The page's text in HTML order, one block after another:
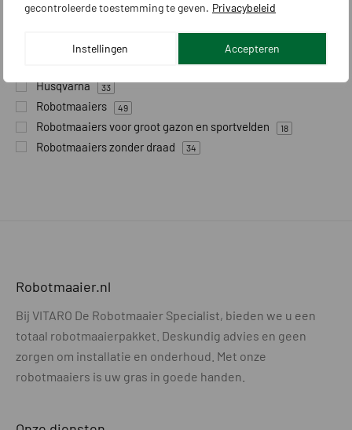
gecontroleerde toestemming te geven. Privacybeleid
Instellingen Accepteren
Categorieën
Belrobotics 5
Husqvarna 33
Robotmaaiers 49
Robotmaaiers voor groot gazon en sportvelden 18
Robotmaaiers zonder draad 34
Robotmaaier.nl
Bij VITARO De Robotmaaier Specialist, bieden we u een
totaal robotmaaierpakket. Deskundig advies en geen
zorgen om installatie en onderhoud. Met onze
robotmaaiers is uw gras in goede handen.